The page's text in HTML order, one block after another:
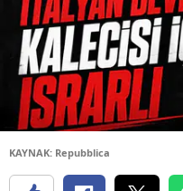
KAYNAK: Repubblica